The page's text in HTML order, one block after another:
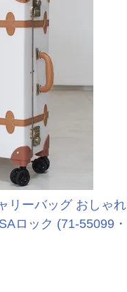
リーバッグ おしゃれ
ロック (71-55099・